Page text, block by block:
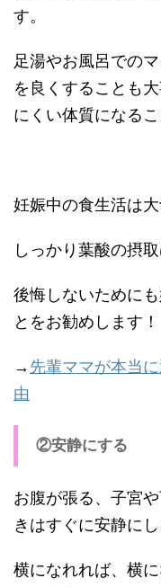
す。
足湯やお風呂での
を良くすることも
にくい体質になるこ
妊娠中の食生活は大
しっかり葉酸の摂
後悔しないために
とをお勧めします！
→ 先輩ママが本当
由
②安静にする
お腹が張る、子宮
きはすぐに安静にし
横になれれば、横